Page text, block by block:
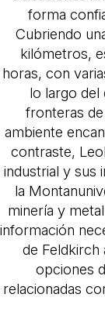
forma
Cubriendo
kilómetros,
horas, con
lo largo del
fronteras
ambiente
contraste,
industrial y sus
la
minería y
información
de Feldkirch
opciones
relacionadas